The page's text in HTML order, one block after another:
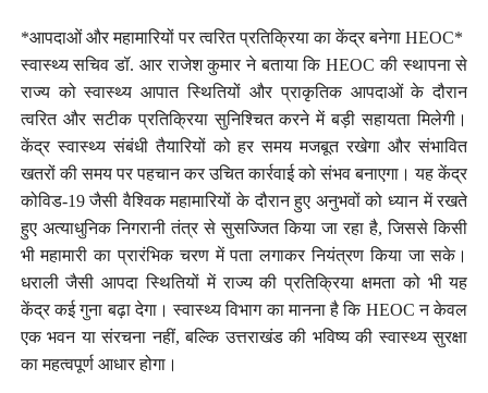
*आपदाओं और महामारियों पर त्वरित प्रतिक्रिया का केंद्र बनेगा HEOC*
स्वास्थ्य सचिव डॉ. आर राजेश कुमार ने बताया कि HEOC की स्थापना से
राज्य को स्वास्थ्य आपात स्थितियों और प्राकृतिक आपदाओं के दौरान
त्वरित और सटीक प्रतिक्रिया सुनिश्चित करने में बड़ी सहायता मिलेगी।
केंद्र स्वास्थ्य संबंधी तैयारियों को हर समय मजबूत रखेगा और संभावित
खतरों की समय पर पहचान कर उचित कार्रवाई को संभव बनाएगा। यह केंद्र
कोविड-19 जैसी वैश्विक महामारियों के दौरान हुए अनुभवों को ध्यान में रखते
हुए अत्याधुनिक निगरानी तंत्र से सुसज्जित किया जा रहा है, जिससे किसी
भी महामारी का प्रारंभिक चरण में पता लगाकर नियंत्रण किया जा सके।
धराली जैसी आपदा स्थितियों में राज्य की प्रतिक्रिया क्षमता को भी यह
केंद्र कई गुना बढ़ा देगा। स्वास्थ्य विभाग का मानना है कि HEOC न केवल
एक भवन या संरचना नहीं, बल्कि उत्तराखंड की भविष्य की स्वास्थ्य सुरक्षा
का महत्वपूर्ण आधार होगा।